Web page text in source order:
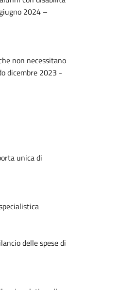
2024 –
non necessitano
dicembre 2023 -
unica di
delle spese di